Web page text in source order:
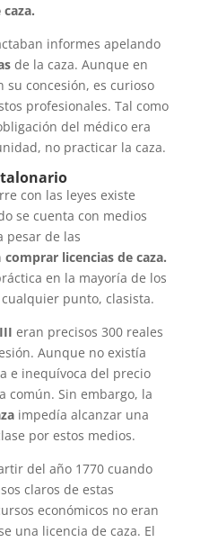
informes apelando
de la caza. Aunque en
su concesión, es curioso
profesionales. Tal como
del médico era
no practicar la caza.
con las leyes existe
se cuenta con medios
pesar de las
comprar licencias de caza.
en la mayoría de los
punto, clasista.
eran precisos 300 reales
Aunque no existía
e inequívoca del precio
común. Sin embargo, la
impedía alcanzar una
por estos medios.
del año 1770 cuando
claros de estas
económicos no eran
una licencia de caza. El